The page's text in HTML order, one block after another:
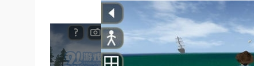
1. 开放世界：游戏世界由玩家自由创造和破坏，带来无限
2. 真实生存体验：游戏中的天气、健康、饥饿等系统都模
3. 丰富的任务系统：玩家通过完成任务可以获得奖励和经
软件强项